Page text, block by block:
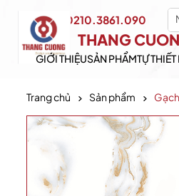
THANG
Hotline: 0210.3861.090
GIỚI THIỆUSẢN PHẨMTỰ THIẾT
Trang chủ Sản phẩm